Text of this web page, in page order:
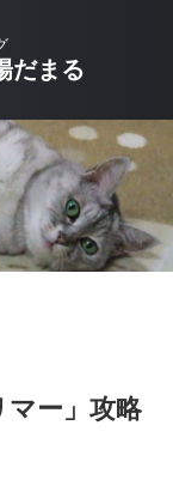
だまる
マー」攻略